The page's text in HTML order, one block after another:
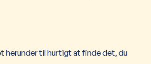
herunder til hurtigt at finde det, du